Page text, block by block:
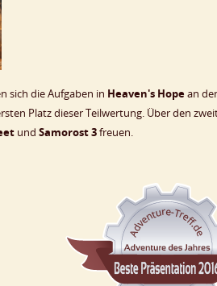
sich die Aufgaben in Heaven's Hopean
Platz dieser Teilwertung. Über den
undSamorost 3freuen.